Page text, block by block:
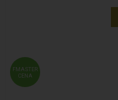
FMASTER
CENA